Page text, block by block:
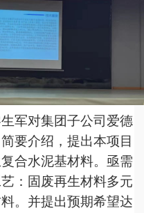
军对集团子公司爱德
要介绍，提出本项目
合水泥基材料。亟需
：固废再生材料多元
。并提出预期希望达